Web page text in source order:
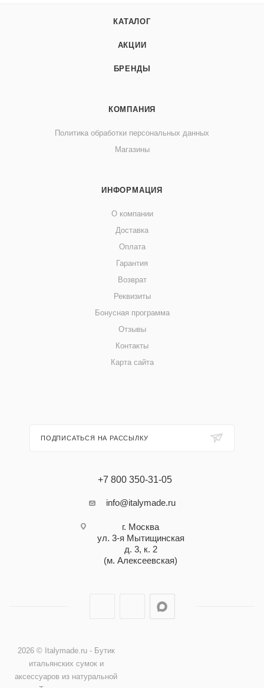
КАТАЛОГ
АКЦИИ
БРЕНДЫ
КОМПАНИЯ
Политика обработки персональных данных
Магазины
ИНФОРМАЦИЯ
О компании
Доставка
Оплата
Гарантия
Возврат
Реквизиты
Бонусная программа
Отзывы
Контакты
Карта сайта
ПОДПИСАТЬСЯ НА РАССЫЛКУ
+7 800 350-31-05
info@italymade.ru
г. Москва
ул. 3-я Мытищинская
д. 3, к. 2
(м. Алексеевская)
2026 © Italymade.ru - Бутик
итальянских сумок и
аксессуаров из натуральной